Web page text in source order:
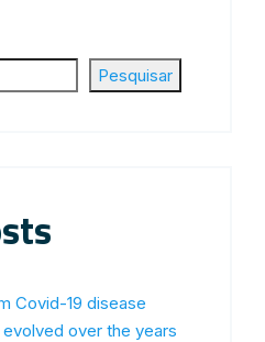
Pesquisar
Covid-19 disease
over the years